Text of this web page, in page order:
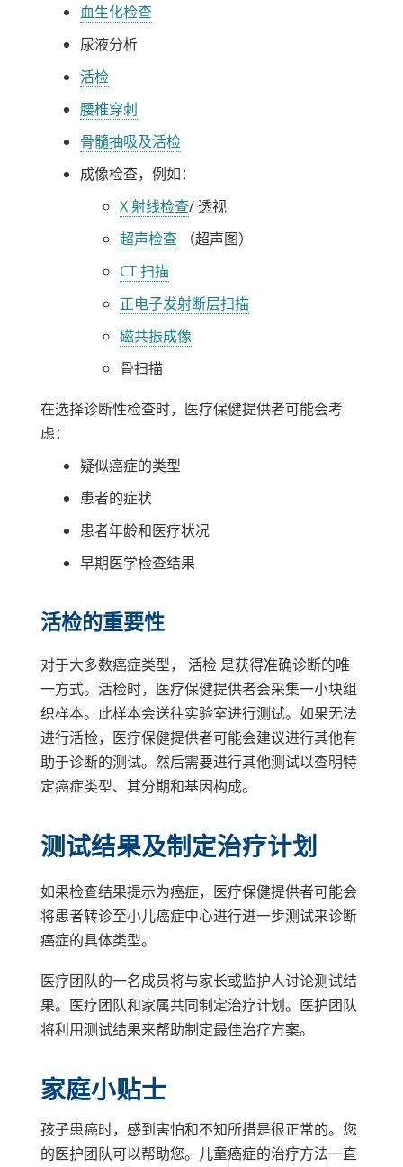
血生化检查
尿液分析
活检
腰椎穿刺
骨髓抽吸及活检
成像检查，例如：
X 射线检查/ 透视
超声检查（超声图）
CT 扫描
正电子发射断层扫描
磁共振成像
骨扫描
在选择诊断性检查时，医疗保健提供者可能会考
虑：
疑似癌症的类型
患者的症状
患者年龄和医疗状况
早期医学检查结果
活检的重要性
对于大多数癌症类型， 活检 是获得准确诊断的唯
一方式。活检时，医疗保健提供者会采集一小块组
织样本。此样本会送往实验室进行测试。如果无法
进行活检，医疗保健提供者可能会建议进行其他有
助于诊断的测试。然后需要进行其他测试以查明特
定癌症类型、其分期和基因构成。
测试结果及制定治疗计划
如果检查结果提示为癌症，医疗保健提供者可能会
将患者转诊至小儿癌症中心进行进一步测试来诊断
癌症的具体类型。
医疗团队的一名成员将与家长或监护人讨论测试结
果。医疗团队和家属共同制定治疗计划。医护团队
将利用测试结果来帮助制定最佳治疗方案。
家庭小贴士
孩子患癌时，感到害怕和不知所措是很正常的。您
的医护团队可以帮助您。儿童癌症的治疗方法一直